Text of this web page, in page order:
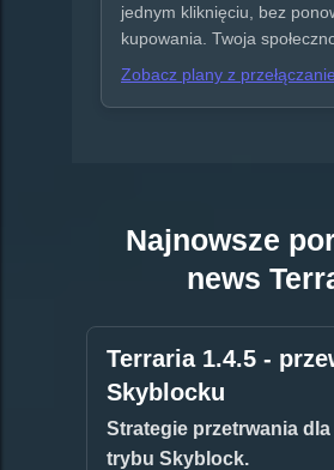
jednym kliknięciu, bez
kupowania. Twoja
Zobacz plany z
Najnowsze
news
Terraria 1.4.5 -
Skyblocku
Strategie przetrwania
trybu Skyblock.